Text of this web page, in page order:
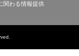
関わる情報提供